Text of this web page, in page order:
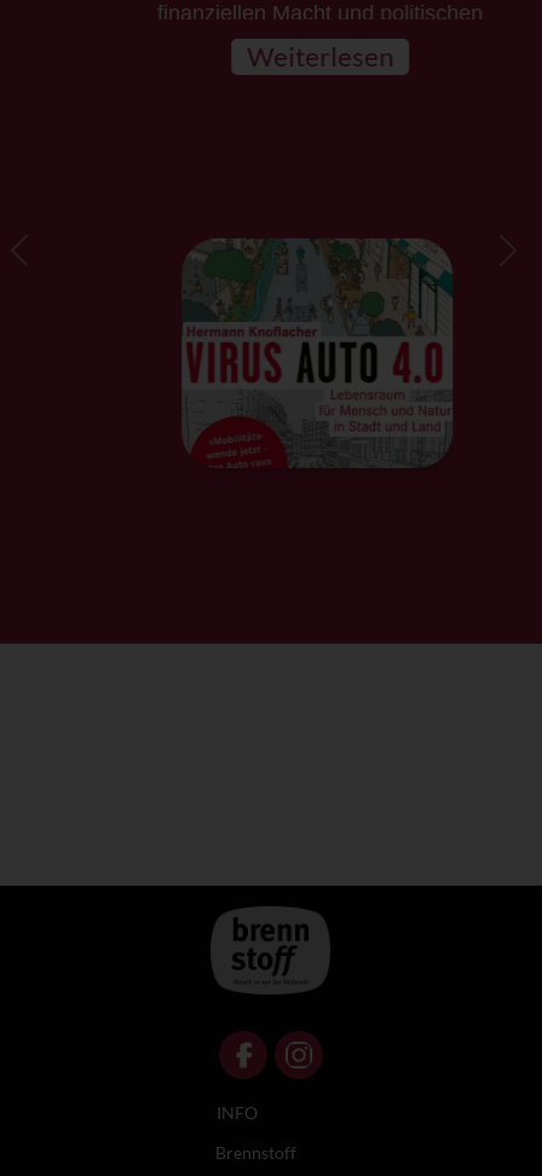
finanziellen Macht und politischen
Einflussnahme darüber hinaus gelungen, die
wissenschaftlichen Erkenntnisse über...
Weiterlesen
INFO
Brennstoff